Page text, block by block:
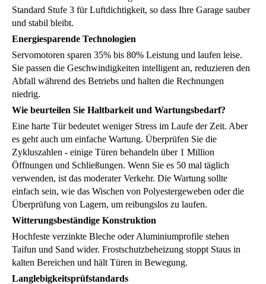
Standard Stufe 3 für Luftdichtigkeit, so dass Ihre Garage sauber
und stabil bleibt.
Energiesparende Technologien
Servomotoren sparen 35% bis 80% Leistung und laufen leise.
Sie passen die Geschwindigkeiten intelligent an, reduzieren den
Abfall während des Betriebs und halten die Rechnungen
niedrig.
Wie beurteilen Sie Haltbarkeit und Wartungsbedarf?
Eine harte Tür bedeutet weniger Stress im Laufe der Zeit. Aber
es geht auch um einfache Wartung. Überprüfen Sie die
Zykluszahlen - einige Türen behandeln über 1 Million
Öffnungen und Schließungen. Wenn Sie es 50 mal täglich
verwenden, ist das moderater Verkehr. Die Wartung sollte
einfach sein, wie das Wischen von Polyestergeweben oder die
Überprüfung von Lagern, um reibungslos zu laufen.
Witterungsbeständige Konstruktion
Hochfeste verzinkte Bleche oder Aluminiumprofile stehen
Taifun und Sand wider. Frostschutzbeheizung stoppt Staus in
kalten Bereichen und hält Türen in Bewegung.
Langlebigkeitsprüfstandards